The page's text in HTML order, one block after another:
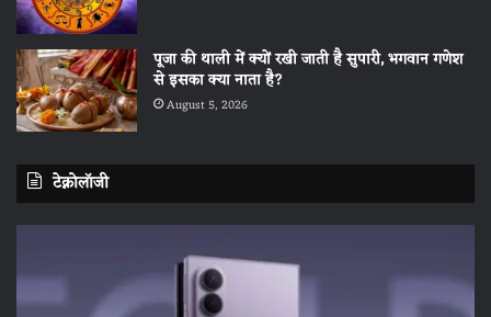
पूजा की थाली में क्यों रखी जाती है सुपारी, भगवान गणेश
से इसका क्या नाता है?
August 5, 2026
टेक्नोलॉजी